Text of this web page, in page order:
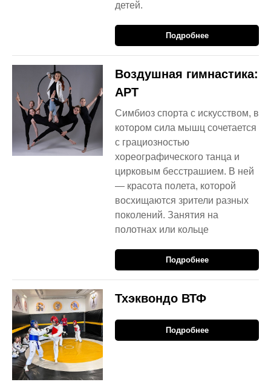
детей.
Подробнее
Воздушная гимнастика:
АРТ
Симбиоз спорта с искусством, в
котором сила мышц сочетается
с грациозностью
хореографического танца и
цирковым бесстрашием. В ней
— красота полета, которой
восхищаются зрители разных
поколений. Занятия на
полотнах или кольце
Подробнее
Тхэквондо ВТФ
Подробнее